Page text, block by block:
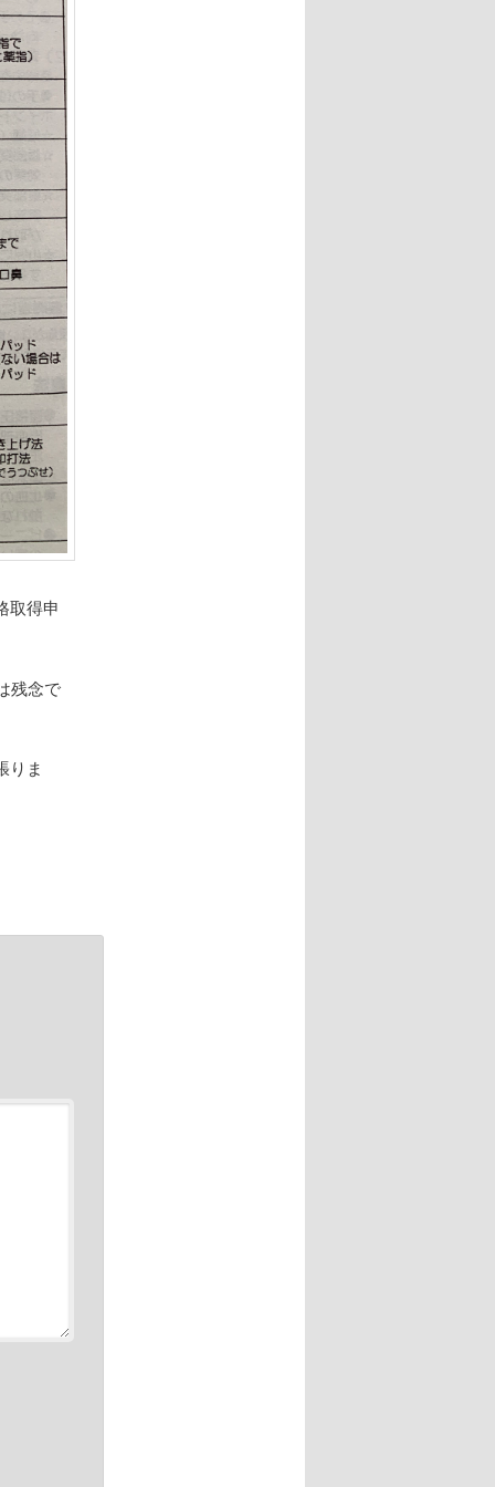
取得申
残念で
りま